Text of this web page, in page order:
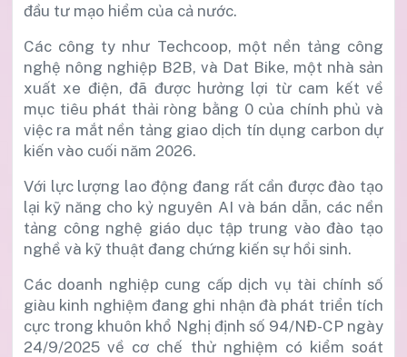
đầu tư mạo hiểm của cả nước.
Các công ty như Techcoop, một nền tảng công
nghệ nông nghiệp B2B, và Dat Bike, một nhà sản
xuất xe điện, đã được hưởng lợi từ cam kết về
mục tiêu phát thải ròng bằng 0 của chính phủ và
việc ra mắt nền tảng giao dịch tín dụng carbon dự
kiến vào cuối năm 2026.
Với lực lượng lao động đang rất cần được đào tạo
lại kỹ năng cho kỷ nguyên AI và bán dẫn, các nền
tảng công nghệ giáo dục tập trung vào đào tạo
nghề và kỹ thuật đang chứng kiến sự hồi sinh.
Các doanh nghiệp cung cấp dịch vụ tài chính số
giàu kinh nghiệm đang ghi nhận đà phát triển tích
cực trong khuôn khổ Nghị định số 94/NĐ-CP ngày
24/9/2025 về cơ chế thử nghiệm có kiểm soát